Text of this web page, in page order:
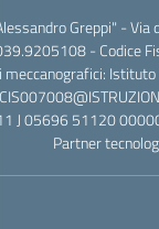
"Alessandro Greppi" -
- Codice
meccanografici:
J 05696 51120
Partner